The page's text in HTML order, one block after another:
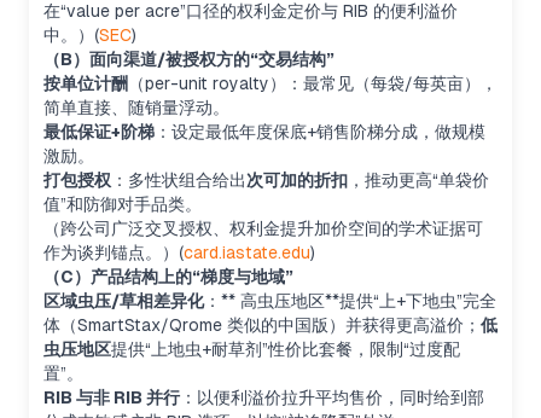
在“value per acre”口径的权利金定价与 RIB 的便利溢价
中。）(SEC)
（B）面向渠道/被授权方的“交易结构”
按单位计酬 （per-unit royalty）：最常见（每袋/每英亩），
简单直接、随销量浮动。
最低保证+阶梯 ：设定最低年度保底+销售阶梯分成，做规模
激励。
打包授权 ：多性状组合给出次可加的折扣 ，推动更高“单袋价
值”和防御对手品类。
（跨公司广泛交叉授权、权利金提升加价空间的学术证据可
作为谈判锚点。）(card.iastate.edu)
（C）产品结构上的“梯度与地域”
区域虫压/草相差异化：** 高虫压地区**提供“上+下地虫”完全
体（SmartStax/Qrome 类似的中国版）并获得更高溢价； 低
虫压地区提供“上地虫+耐草剂”性价比套餐，限制“过度配
置”。
RIB 与非 RIB 并行：以便利溢价拉升平均售价，同时给到部